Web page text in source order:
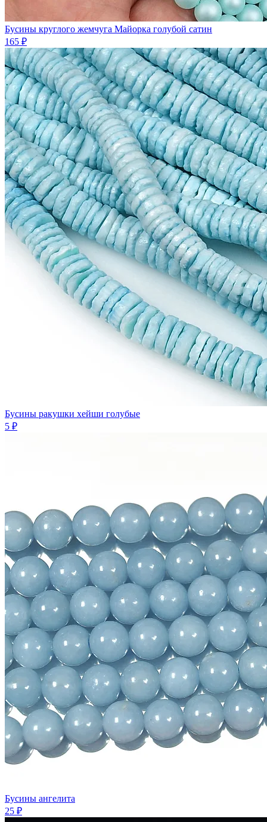
Бусины круглого жемчуга Майорка голубой сатин
165 ₽
Бусины ракушки хейши голубые
5 ₽
Бусины ангелита
25 ₽